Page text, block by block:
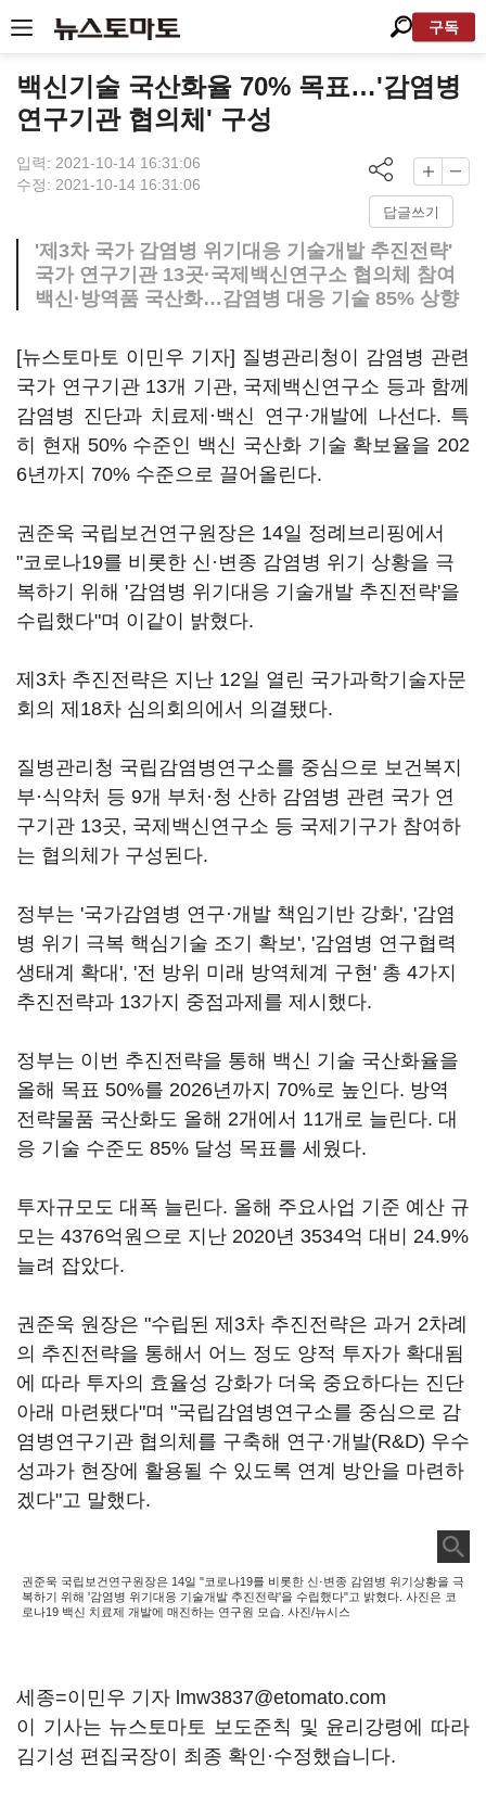
구독
백신기술 국산화율 70% 목표…'감염병
연구기관 협의체' 구성
입력: 2021-10-14 16:31:06
수정: 2021-10-14 16:31:06
답글쓰기
'제3차 국가 감염병 위기대응 기술개발 추진전략'
국가 연구기관 13곳·국제백신연구소 협의체 참여
백신·방역품 국산화…감염병 대응 기술 85% 상향
[뉴스토마토 이민우 기자] 질병관리청이 감염병 관련
국가 연구기관 13개 기관, 국제백신연구소 등과 함께
감염병 진단과 치료제·백신 연구·개발에 나선다. 특
히 현재 50% 수준인 백신 국산화 기술 확보율을 202
6년까지 70% 수준으로 끌어올린다.
권준욱 국립보건연구원장은 14일 정례브리핑에서
"코로나19를 비롯한 신·변종 감염병 위기 상황을 극
복하기 위해 '감염병 위기대응 기술개발 추진전략'을
수립했다"며 이같이 밝혔다.
제3차 추진전략은 지난 12일 열린 국가과학기술자문
회의 제18차 심의회의에서 의결됐다.
질병관리청 국립감염병연구소를 중심으로 보건복지
부·식약처 등 9개 부처·청 산하 감염병 관련 국가 연
구기관 13곳, 국제백신연구소 등 국제기구가 참여하
는 협의체가 구성된다.
정부는 '국가감염병 연구·개발 책임기반 강화', '감염
병 위기 극복 핵심기술 조기 확보', '감염병 연구협력
생태계 확대', '전 방위 미래 방역체계 구현' 총 4가지
추진전략과 13가지 중점과제를 제시했다.
정부는 이번 추진전략을 통해 백신 기술 국산화율을
올해 목표 50%를 2026년까지 70%로 높인다. 방역
전략물품 국산화도 올해 2개에서 11개로 늘린다. 대
응 기술 수준도 85% 달성 목표를 세웠다.
투자규모도 대폭 늘린다. 올해 주요사업 기준 예산 규
모는 4376억원으로 지난 2020년 3534억 대비 24.9%
늘려 잡았다.
권준욱 원장은 "수립된 제3차 추진전략은 과거 2차례
의 추진전략을 통해서 어느 정도 양적 투자가 확대됨
에 따라 투자의 효율성 강화가 더욱 중요하다는 진단
아래 마련됐다"며 "국립감염병연구소를 중심으로 감
염병연구기관 협의체를 구축해 연구·개발(R&D) 우수
성과가 현장에 활용될 수 있도록 연계 방안을 마련하
겠다"고 말했다.
권준욱 국립보건연구원장은 14일 "코로나19를 비롯한 신·변종 감염병 위기상황을 극
복하기 위해 '감염병 위기대응 기술개발 추진전략'을 수립했다"고 밝혔다. 사진은 코
로나19 백신 치료제 개발에 매진하는 연구원 모습. 사진/뉴시스
세종=이민우 기자 lmw3837@etomato.com
이 기사는 뉴스토마토 보도준칙 및 윤리강령에 따라
김기성 편집국장이 최종 확인·수정했습니다.